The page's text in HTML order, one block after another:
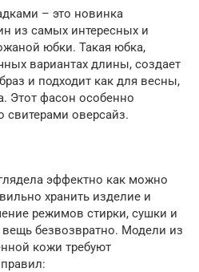
– это новинка
из самых интересных и
юбки. Такая юбка,
вариантах длины, создает
и подходит как для весны,
Этот фасон особенно
оверсайз.
эффектно как можно
хранить изделие и
режимов стирки, сушки и
безвозвратно. Модели из
кожи требуют